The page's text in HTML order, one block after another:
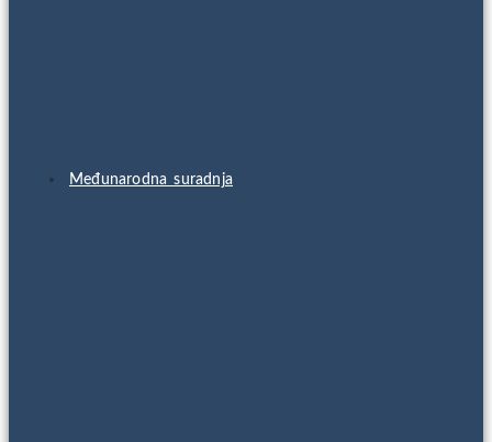
Međunarodna suradnja